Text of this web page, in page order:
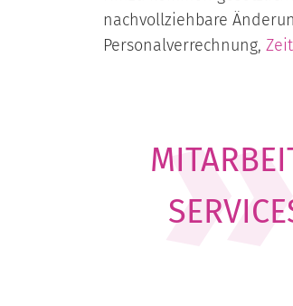
nachvollziehbare
Personalverrechnung,